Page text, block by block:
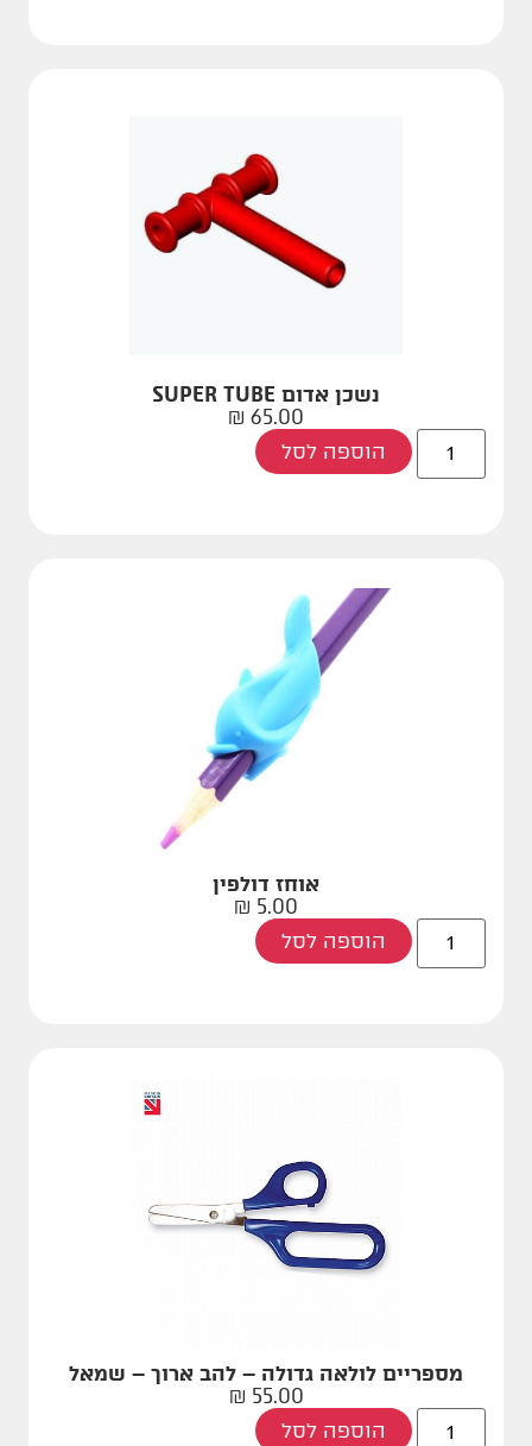
נשכן אדום SUPER TUBE
65.00
₪
הוספה לסל
אוחז דולפין
5.00
₪
הוספה לסל
מספריים לולאה גדולה – להב ארוך – שמאל
55.00
₪
הוספה לסל